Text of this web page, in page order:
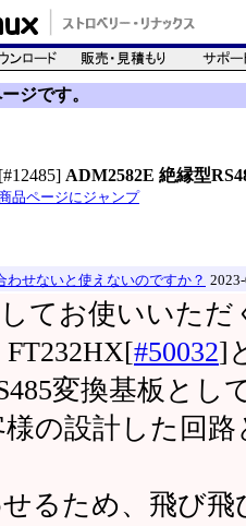
ジです。
[#12485] ADM2582E 絶縁型
品ページにジャンプ
せないと使えないのですか？
してお使いいた
FT232HX[#50032]
変換基板と
の設計した回
るため、飛び